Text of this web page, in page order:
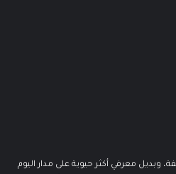
وبديل معرفي أكثر حيوية على مدار اليوم